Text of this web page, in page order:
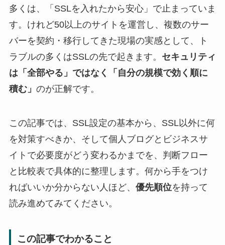
多くは、「SSLを入れたから安心」で止まっていま
す。けれど50以上のサイトを運営し、複数のサー
バーを契約・移行してきた現場の実感として、ト
ラブルの多くはSSLの先で起きます。 セキュリティ
は「全部やる」ではなく「自分の規模で効く順に
積む」 のが正解です。
この記事では、SSL設定の基本から、SSL以外に何
を対策すべきか、そして個人ブログとビジネスサ
イトで必要度がどう変わるかまでを、判断フロー
と比較表で具体的に整理します。何から手をつけ
ればいいか分からない人ほど、 優先順位を持って
読み進めてみてください。
この記事でわかること